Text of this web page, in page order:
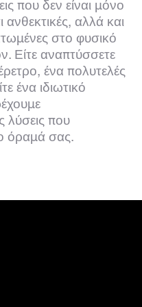
που δεν είναι μόνο
ανθεκτικές, αλλά και
στο φυσικό
Είτε αναπτύσσετε
ένα πολυτελές
ένα ιδιωτικό
λύσεις που
όραμά σας.